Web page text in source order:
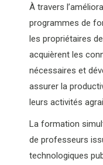
À travers
programmes de
les propriétaires
acquièrent les
nécessaires et
assurer la
leurs activités
La formation
de professeurs
technologiques